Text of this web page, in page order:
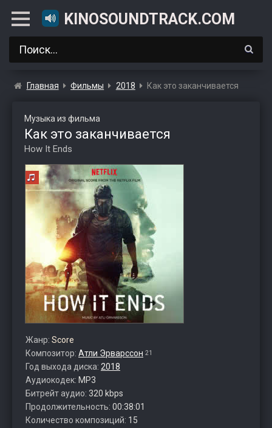
KINOSOUNDTRACK.COM
Главная Фильмы 2018 Как это заканчивается
Музыка из фильма
Как это заканчивается
How It Ends
Жанр: Score
Композитор: Атли Эрварссон 21
Год выхода диска: 2018
Аудиокодек: MP3
Битрейт аудио: 320 kbps
Продолжительность: 00:38:01
Количество композиций: 15